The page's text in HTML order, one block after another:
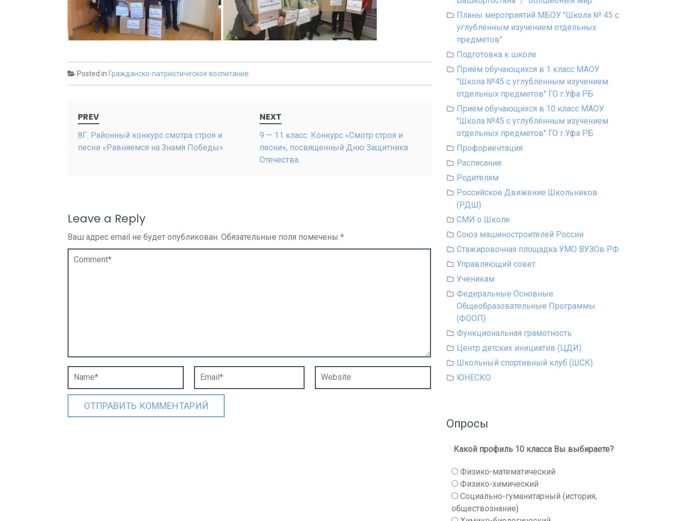
Posted in Гражданско-патриотическое воспитание
navigation
PREV
8Г. Районный конкурс смотра строя и
песни «Равняемся на Знамя Победы»
NEXT
9 — 11 класс. Конкурс «Смотр строя и
песни», посвященный Дню Защитника
Отечества.
Leave a Reply
Ваш адрес email не будет опубликован. Обязательные поля помечены *
Планы мероприятий МБОУ "Школа № 45 с
углублённым изучением отдельных
предметов"
Подготовка к школе
Приём обучающихся в 1 класс МАОУ
"Школа №45 с углублённым изучением
отдельных предметов" ГО г.Уфа РБ
Приём обучающихся в 10 класс МАОУ
"Школа №45 с углублённым изучением
отдельных предметов" ГО г.Уфа РБ
Профориентация
Расписание
Родителям
Российское Движение Школьников
(РДШ)
СМИ о Школе
Союз машиностроителей России
Стажировочная площадка УМО ВУЗОв РФ
Управляющий совет
Ученикам
Федеральные Основные
Общеобразовательные Программы
(ФООП)
Функциональная грамотность
Центр детских инициатив (ЦДИ)
Школьный спортивный клуб (ШСК)
ЮНЕСКО
Опросы
Какой профиль 10 класса Вы выбираете?
Физико-математический
Физико-химический
Социально-гуманитарный (история,
обществознание)